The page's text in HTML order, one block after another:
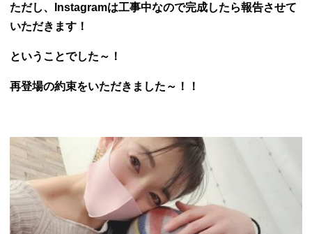
ただし、Instagramは工事中なので完成したら報告させて
いただきます！
ということでした～！
再登場の約束をいただきました～！！